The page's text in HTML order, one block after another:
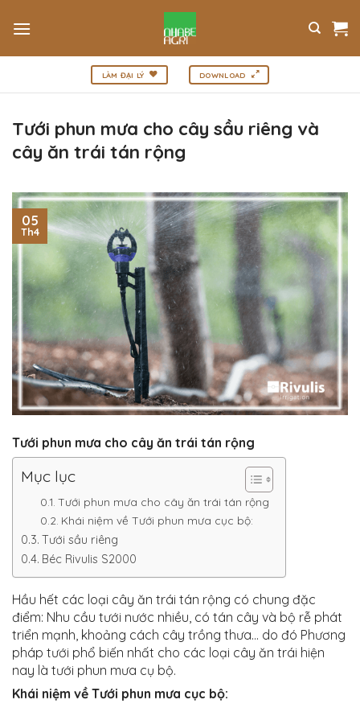
qua
nội
dung
LÀM ĐẠI LÝ DOWNLOAD
Tưới phun mưa cho cây sầu riêng và
cây ăn trái tán rộng
05
Th4
Tưới phun mưa cho cây ăn trái tán rộng
Mục lục
Tưới phun mưa cho cây ăn trái tán rộng
Khái niệm về Tưới phun mưa cục bộ:
Tưới sầu riêng
Béc Rivulis S2000
Hầu hết các loại cây ăn trái tán rộng có chung đặc
điểm: Nhu cầu tưới nước nhiều, có tán cây và bộ rễ phát
triển mạnh, khoảng cách cây trồng thưa… do đó Phương
pháp tưới phổ biến nhất cho các loại cây ăn trái hiện
nay là tưới phun mưa cụ bộ.
Khái niệm về Tưới phun mưa cục bộ: